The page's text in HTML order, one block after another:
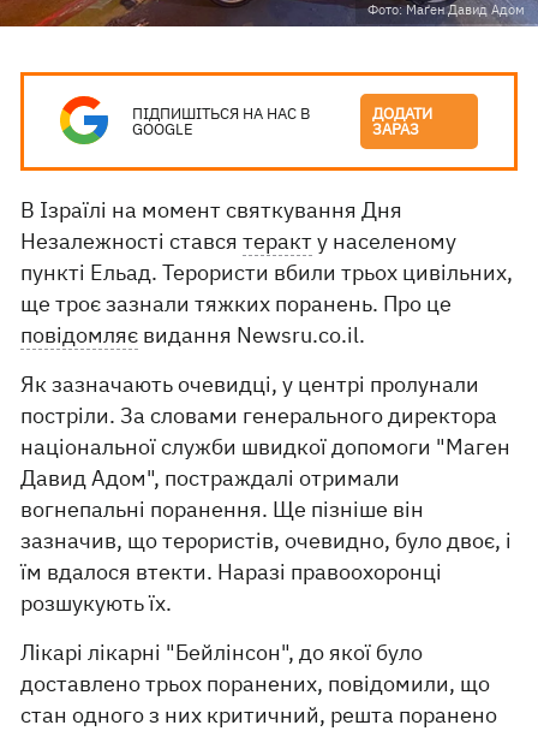
Фото: Маґен Давид Адом
ПІДПИШІТЬСЯ НА НАС В
GOOGLE
ДОДАТИ
ЗАРАЗ
В Ізраїлі на момент святкування Дня
Незалежності ставсятеракту населеному
пункті Ельад. Терористи вбили трьох цивільних,
ще троє зазнали тяжких поранень. Про це
повідомляє видання Newsru.co.il.
Як зазначають очевидці, у центрі пролунали
постріли. За словами генерального директора
національної служби швидкої допомоги "Маген
Давид Адом", постраждалі отримали
вогнепальні поранення. Ще пізніше він
зазначив, що терористів, очевидно, було двоє, і
їм вдалося втекти. Наразі правоохоронці
розшукують їх.
Лікарі лікарні "Бейлінсон", до якої було
доставлено трьох поранених, повідомили, що
стан одного з них критичний, решта поранено